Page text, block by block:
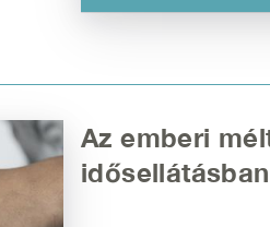
Az emberi
idősellátásban